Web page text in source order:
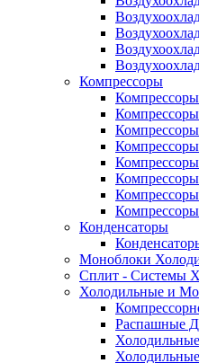
Компрессоры
Компрессоры
Конденсаторы
Моноблоки
Сплит - Системы
Холодильные и
Распашные